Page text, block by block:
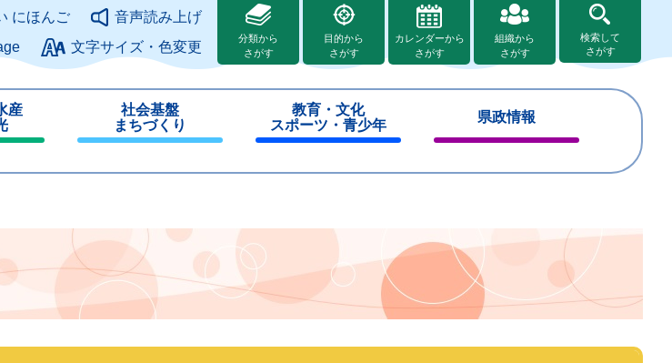
のページの本文へ
にほんご
音声読み上げ
文字サイズ・色変更
分類から
さがす
目的から
さがす
カレンダーから
さがす
組織から
さがす
検索して
さがす
産
社会基盤
まちづくり
じ
教育・文化
スポーツ・青少年
じ
県政情報
じ